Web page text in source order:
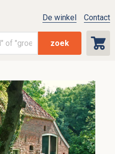
zoek
De winkel Contact